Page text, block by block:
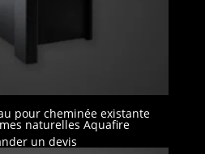
pour cheminée existante
naturelles Aquafire
un devis